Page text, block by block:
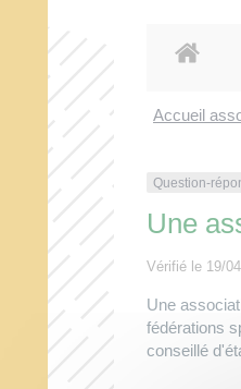
Accueil
Question-
Une
Vérifié le 19/
Une
fédérations
conseillé